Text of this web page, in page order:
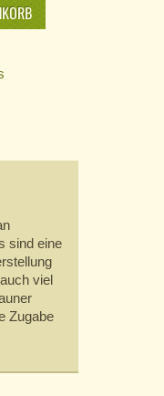
sind eine
viel
Zugabe